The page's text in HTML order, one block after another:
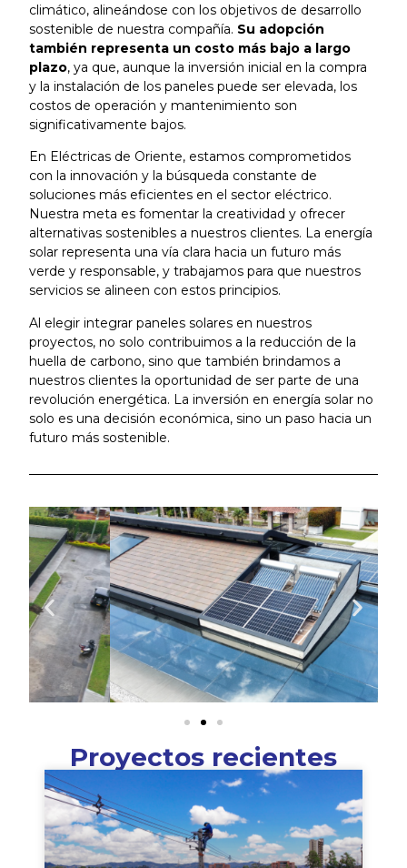
climático, alineándose con los objetivos de desarrollo
sostenible de nuestra compañía. Su adopción
también representa un costo más bajo a largo
plazo, ya que, aunque la inversión inicial en la compra
y la instalación de los paneles puede ser elevada, los
costos de operación y mantenimiento son
significativamente bajos.
En Eléctricas de Oriente, estamos comprometidos
con la innovación y la búsqueda constante de
soluciones más eficientes en el sector eléctrico.
Nuestra meta es fomentar la creatividad y ofrecer
alternativas sostenibles a nuestros clientes. La energía
solar representa una vía clara hacia un futuro más
verde y responsable, y trabajamos para que nuestros
servicios se alineen con estos principios.
Al elegir integrar paneles solares en nuestros
proyectos, no solo contribuimos a la reducción de la
huella de carbono, sino que también brindamos a
nuestros clientes la oportunidad de ser parte de una
revolución energética. La inversión en energía solar no
solo es una decisión económica, sino un paso hacia un
futuro más sostenible.
Proyectos recientes